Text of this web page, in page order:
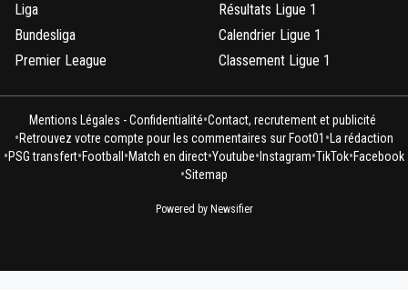
Liga
Bundesliga
Premier League
Résultats Ligue 1
Calendrier Ligue 1
Classement Ligue 1
Mentions Légales - Confidentialité•Contact, recrutement et publicité
•Retrouvez votre compte pour les commentaires sur Foot01 • La rédaction
•PSG transfert•Football •Match en direct•Youtube• Instagram•TikTok•Facebook
•Sitemap
Powered by Newsifier